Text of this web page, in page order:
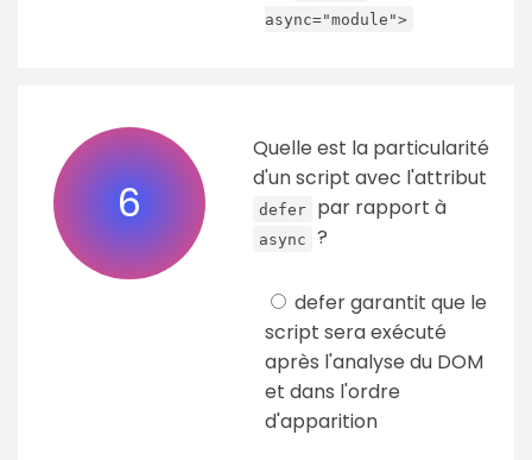
async="module">
6
Quelle est la particularité
d'un script avec l'attribut
defer par rapport à
async ?
defer garantit que le
script sera exécuté
après l'analyse du DOM
et dans l'ordre
d'apparition